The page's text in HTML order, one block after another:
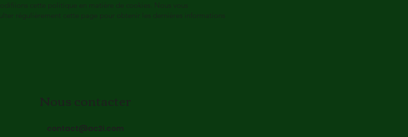
cette politique en matière de cookies. Nous vous
régulièrement cette page pour obtenir les dernières informations
Nous contacter
contact@ac2i.com